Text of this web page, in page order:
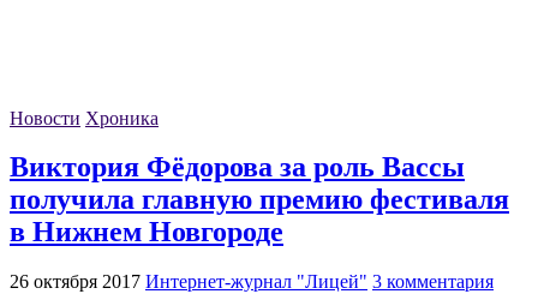
Новости Хроника
Виктория Фёдорова за роль Вассы
получила главную премию фестиваля
в Нижнем Новгороде
26 октября 2017 Интернет-журнал "Лицей" 3 комментария